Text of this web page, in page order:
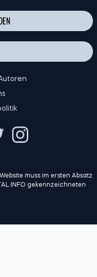
muss im ersten Absatz
gekennzeichneten